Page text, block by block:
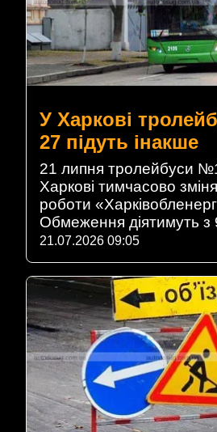
У Харкові
27 підуть інакше
21 липня тролейбуси
Харкові тимчасово
роботи
Обмеження діятимуть з
21.07.2026 09:05